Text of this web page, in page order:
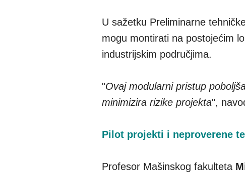
U sažetku Preliminarne
mogu montirati na postojećim
industrijskim područjima.
"Ovaj modularni pristup
minimizira rizike projekta",
Pilot projekti i neproverene
Profesor Mašinskog fakulteta